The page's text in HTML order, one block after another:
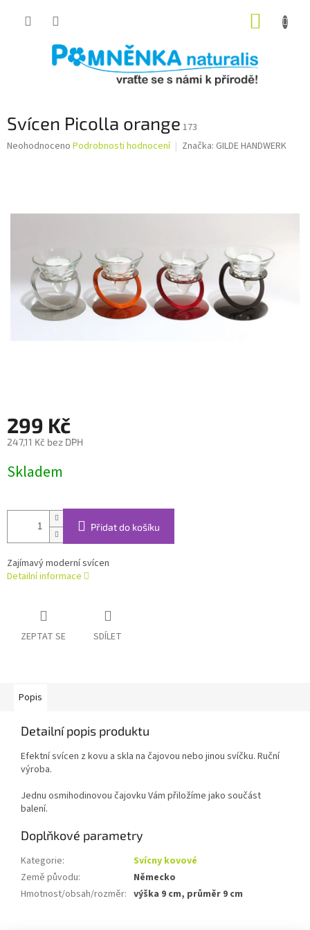
Svícen Picolla orange 173
Průměrné
z
Neohodnoceno Podrobnosti hodnocení Značka: GILDE HANDWERK
299 Kč
247,11 Kč bez DPH
cena:
Skladem
Přidat do košíku
Zajímavý moderní svícen
Detailní informace
ZEPTAT SE SDÍLET
Popis
Detailní popis produktu
Efektní svícen z kovu a skla na čajovou nebo jinou svíčku. Ruční
výroba.
Jednu osmihodinovou čajovku Vám přiložíme jako součást
balení.
Doplňkové parametry
Kategorie:
Svícny kovové
Země původu:
Německo
Hmotnost/obsah/rozměr: výška 9 cm, průměr 9 cm